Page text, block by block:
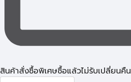
สินค้าสั่งซื้อพิเศษซื้อแล้วไม่รับเปลี่ยนคืน